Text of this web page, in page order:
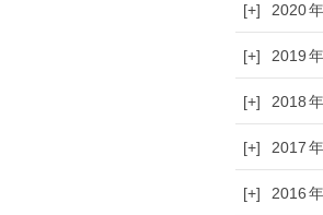
[+] 2020
[+] 2019
[+] 2018
[+] 2017
[+] 2016